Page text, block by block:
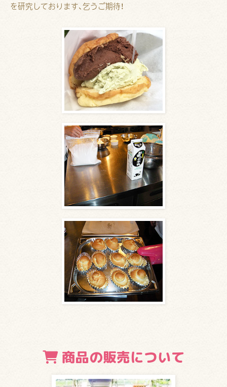
を研究しております、乞うご期待！
商品の販売について